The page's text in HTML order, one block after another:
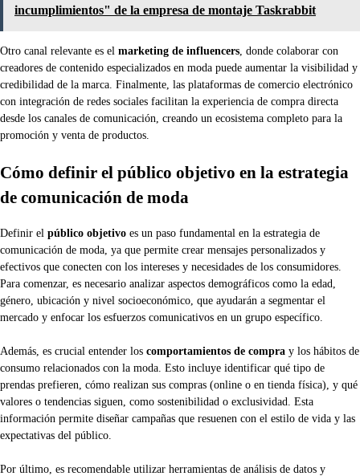
incumplimientos" de la empresa de montaje Taskrabbit
Otro canal relevante es el marketing de influencers, donde colaborar con
creadores de contenido especializados en moda puede aumentar la visibilidad y
credibilidad de la marca. Finalmente, las plataformas de comercio electrónico
con integración de redes sociales facilitan la experiencia de compra directa
desde los canales de comunicación, creando un ecosistema completo para la
promoción y venta de productos.
Cómo definir el público objetivo en la estrategia
de comunicación de moda
Definir el público objetivo es un paso fundamental en la estrategia de
comunicación de moda, ya que permite crear mensajes personalizados y
efectivos que conecten con los intereses y necesidades de los consumidores.
Para comenzar, es necesario analizar aspectos demográficos como la edad,
género, ubicación y nivel socioeconómico, que ayudarán a segmentar el
mercado y enfocar los esfuerzos comunicativos en un grupo específico.
Además, es crucial entender los comportamientos de compra y los hábitos de
consumo relacionados con la moda. Esto incluye identificar qué tipo de
prendas prefieren, cómo realizan sus compras (online o en tienda física), y qué
valores o tendencias siguen, como sostenibilidad o exclusividad. Esta
información permite diseñar campañas que resuenen con el estilo de vida y las
expectativas del público.
Por último, es recomendable utilizar herramientas de análisis de datos y